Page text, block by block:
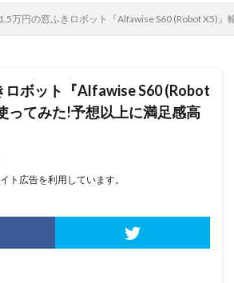
1.5万円の窓ふきロボット『Alfawise S60 (Robot X5)
ロボット『Alfawise S60 (Robot
ってみた!予想以上に満足感高
ト広告を利用しています。